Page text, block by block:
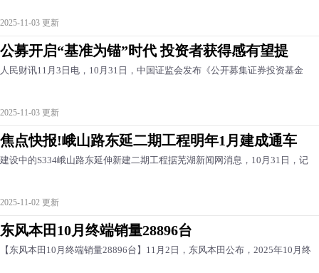
2025-11-03 更新
公募开启“基准为锚”时代 投资者获得感有望提
人民财讯11月3日电，10月31日，中国证监会发布《公开募集证券投资基金
2025-11-03 更新
焦点快报!峨山路东延二期工程明年1月建成通车
建设中的S334峨山路东延伸新建二期工程据芜湖新闻网消息，10月31日，记
2025-11-02 更新
东风本田10月终端销量28896台
【东风本田10月终端销量28896台】11月2日，东风本田公布，2025年10月终